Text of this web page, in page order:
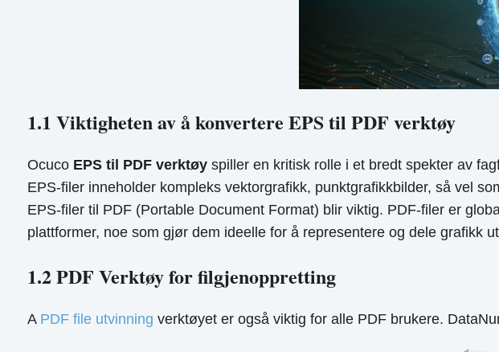
1.1 Viktigheten av å konvertere EPS til PDF verktøy
Ocuco EPS til PDF verktøyspiller en kritisk rolle i et bredt spekter av
EPS-filer inneholder kompleks vektorgrafikk, punktgrafikkbilder, så vel
EPS-filer til PDF (Portable Document Format) blir viktig. PDF-filer er
plattformer, noe som gjør dem ideelle for å representere og dele grafikk
1.2 PDF Verktøy for filgjenoppretting
A PDF file utvinning verktøyet er også viktig for alle PDF brukere.